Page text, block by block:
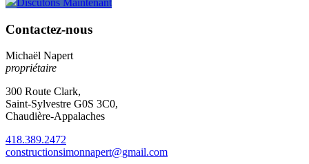
Contactez-nous
Michaël Napert
propriétaire
300 Route Clark,
Saint-Sylvestre G0S 3C0,
Chaudière-Appalaches
418.389.2472
constructionsimonnapert@gmail.com